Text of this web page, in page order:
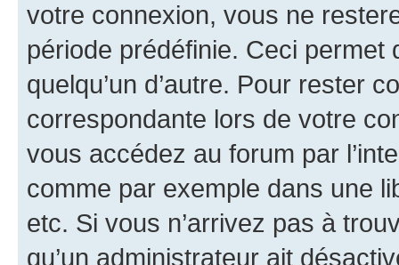
votre connexion, vous ne
période prédéfinie. Ceci permet
quelqu’un d’autre. Pour rester
correspondante lors de votre
vous accédez au forum par
comme par exemple dans une
etc. Si vous n’arrivez pas à
qu’un administrateur ait